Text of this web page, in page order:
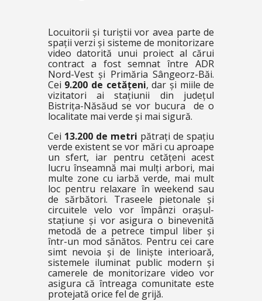
Locuitorii și turiștii vor avea parte de
spații verzi și sisteme de monitorizare
video datorită unui proiect al cărui
contract a fost semnat între ADR
Nord-Vest și Primăria Sângeorz-Băi.
Cei 9.200 de cetățeni, dar și miile de
vizitatori ai stațiunii din județul
Bistrița-Năsăud se vor bucura de o
localitate mai verde și mai sigură.
Cei 13.200 de metri pătrați de spațiu
verde existent se vor mări cu aproape
un sfert, iar pentru cetățeni acest
lucru înseamnă mai mulți arbori, mai
multe zone cu iarbă verde, mai mult
loc pentru relaxare în weekend sau
de sărbători. Traseele pietonale și
circuitele velo vor împânzi orașul-
stațiune și vor asigura o binevenită
metodă de a petrece timpul liber și
într-un mod sănătos. Pentru cei care
simt nevoia și de liniște interioară,
sistemele iluminat public modern și
camerele de monitorizare video vor
asigura că întreaga comunitate este
protejată orice fel de grijă.